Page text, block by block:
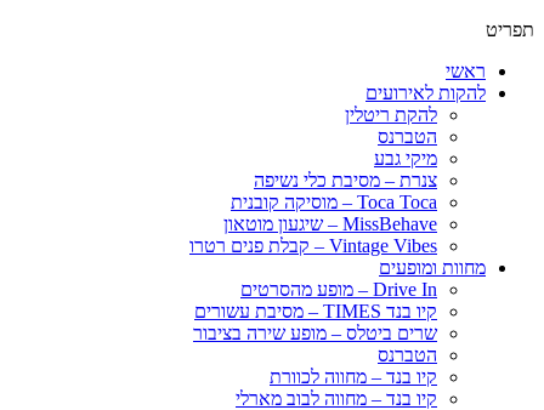
תפריט
ראשי
להקות לאירועים
להקת ריטלין
הטברנס
מיקי גבע
צנרת – מסיבת כלי נשיפה
Toca Toca – מוסיקה קובנית
MissBehave – שיגעון מוטאון
Vintage Vibes – קבלת פנים רטרו
מחוות ומופעים
Drive In – מופע מהסרטים
קיו בנד TIMES – מסיבת עשורים
שרים ביטלס – מופע שירה בציבור
הטברנס
קיו בנד – מחווה לכוורת
קיו בנד – מחווה לבוב מארלי